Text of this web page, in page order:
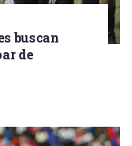
buscan
de